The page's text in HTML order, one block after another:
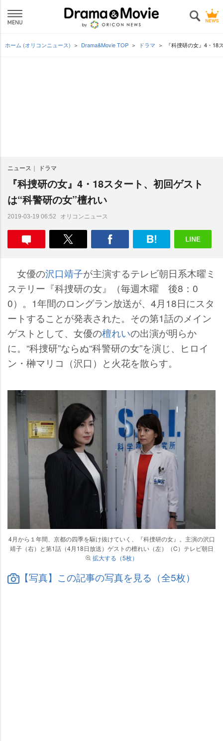
ホーム (オリコンニュース) Drama&Movie TOP ドラマ 『科捜研の女』4・18
ニュース ドラマ
『科捜研の女』4・18スタート、初回ゲスト
は“科警研の女”檀れい
2019-03-19 06:52 オリコンニュース
女優の沢口靖子が主演するテレビ朝日系木曜ミ
ステリー『科捜研の女』（毎週木曜 後8：0
0）。1年間のロングラン放送が、4月18日にスタ
ートすることが発表された。その第1話のメイン
ゲストとして、女優の檀れいの出演が明らか
に。“科捜研”ならぬ“科警研の女”を演じ、ヒロイ
ン・榊マリコ（沢口）と火花を散らす。
4月から１年間、京都の四季を駆け抜けていく、『科捜研の女』。主演の沢口
靖子（右）と第1話（4月18日放送）ゲストの檀れい（左）（C）テレビ朝日
拡大する（5枚）
【写真】この記事の写真を見る（全5枚）